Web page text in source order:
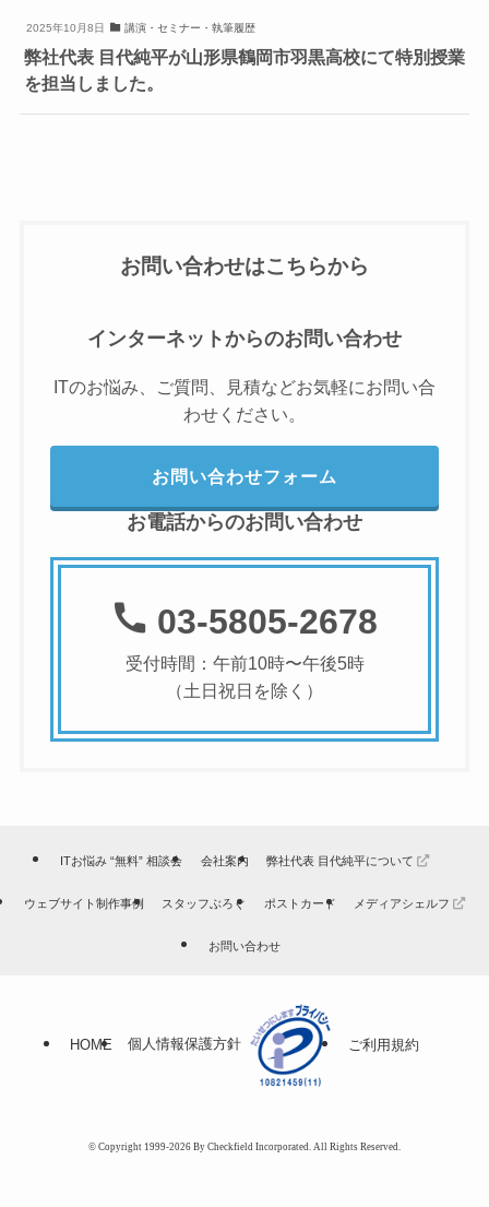
2025年10月8日 講演・セミナー・執筆履歴
弊社代表 目代純平が山形県鶴岡市羽黒高校にて特別授業
を担当しました。
お問い合わせはこちらから
インターネットからのお問い合わせ
ITのお悩み、ご質問、見積などお気軽にお問い合
わせください。
お問い合わせフォーム
お電話からのお問い合わせ
03-5805-2678
受付時間：午前10時〜午後5時
（土日祝日を除く）
ITお悩み “無料” 相談会 会社案内 弊社代表 目代純平について
ウェブサイト制作事例 スタッフぶろぐ ポストカード メディアシェルフ
お問い合わせ
HOME 個人情報保護方針 ご利用規約
© Copyright 1999-2026 By Checkfield Incorporated. All Rights Reserved.